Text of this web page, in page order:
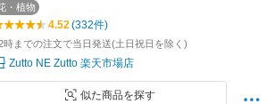
・植物
4.52(332件)
時までの注文で当日発送(土日祝日を除く)
Zutto NE Zutto 楽天市場店
似た商品を探す